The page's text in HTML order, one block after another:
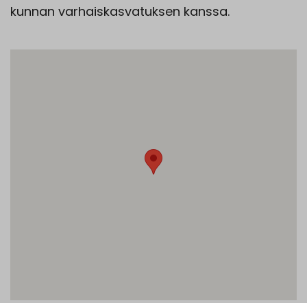
kunnan varhaiskasvatuksen kanssa.